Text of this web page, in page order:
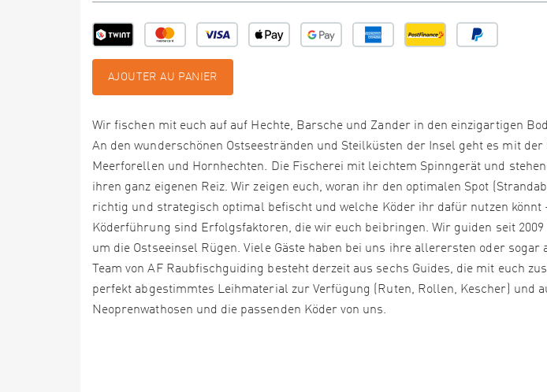
AJOUTER AU PANIER
Wir fischen mit euch auf auf Hechte, Barsche und Zander in den einzigartigen
An den wunderschönen Ostseestränden und Steilküsten der Insel geht es mit
Meerforellen und Hornhechten. Die Fischerei mit leichtem Spinngerät und
ihren ganz eigenen Reiz. Wir zeigen euch, woran ihr den optimalen Spot
richtig und strategisch optimal befischt und welche Köder ihr dafür nutzen könnt
Köderführung sind Erfolgsfaktoren, die wir euch beibringen. Wir guiden seit
um die Ostseeinsel Rügen. Viele Gäste haben bei uns ihre allerersten oder
Team von AF Raubfischguiding besteht derzeit aus sechs Guides, die mit euch
perfekt abgestimmtes Leihmaterial zur Verfügung (Ruten, Rollen, Kescher) und
Neoprenwathosen und die passenden Köder von uns.